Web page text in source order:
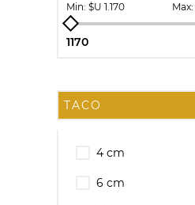
Min: $U 1.170 Max:
1170
TACO
4 cm
6 cm